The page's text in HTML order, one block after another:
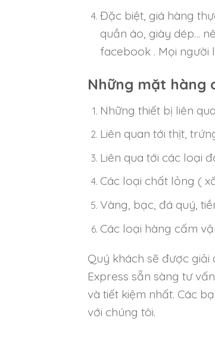
Đặc biệt, giá hàng
quần áo, giày dép…
facebook . Mọi người
Những mặt hàng
Những thiết bị liên
Liên quan tới thịt,
Liên qua tới các loại
Các loại chất lỏng (
Vàng, bạc, đá quý,
Các loại hàng cấm
Quý khách sẽ được
Express sẵn sàng tư
và tiết kiệm nhất. Các
với chúng tôi.